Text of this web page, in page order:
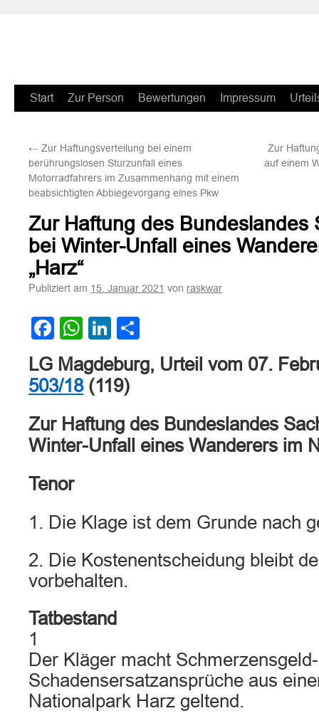
Zum
springen
Start Zur Person Bewertungen Impressum
← Zur Haftungsverteilung bei einem
berührungslosen Sturzunfall eines
Motorradfahrers im Zusammenhang mit einem
beabsichtigten Abbiegevorgang eines Pkw
Zur
auf einem
Zur Haftung des Bundeslandes
bei Winter-Unfall eines
„Harz“
Publiziert am 15. Januar 2021 von raskwar
Facebook
WhatsApp
LinkedIn
LG Magdeburg, Urteil vom 07.
503/18(119)
Zur Haftung des Bundeslandes
Winter-Unfall eines Wanderers im
Tenor
1. Die Klage ist dem Grunde nach
2. Die Kostenentscheidung bleibt
vorbehalten.
Tatbestand
1
Der Kläger macht
Schadensersatzansprüche aus
Nationalpark Harz geltend.